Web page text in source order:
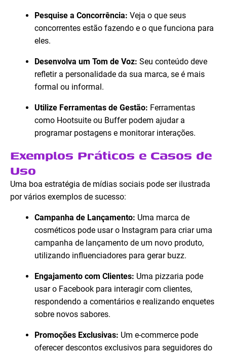
Pesquise a Concorrência: Veja o que seus
concorrentes estão fazendo e o que funciona para
eles.
Desenvolva um Tom de Voz: Seu conteúdo deve
refletir a personalidade da sua marca, se é mais
formal ou informal.
Utilize Ferramentas de Gestão: Ferramentas
como Hootsuite ou Buffer podem ajudar a
programar postagens e monitorar interações.
Exemplos Práticos e Casos de
Uso
Uma boa estratégia de mídias sociais pode ser ilustrada
por vários exemplos de sucesso:
Campanha de Lançamento: Uma marca de
cosméticos pode usar o Instagram para criar uma
campanha de lançamento de um novo produto,
utilizando influenciadores para gerar buzz.
Engajamento com Clientes: Uma pizzaria pode
usar o Facebook para interagir com clientes,
respondendo a comentários e realizando enquetes
sobre novos sabores.
Promoções Exclusivas: Um e-commerce pode
oferecer descontos exclusivos para seguidores do